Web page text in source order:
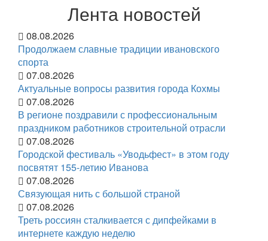
Лента новостей
08.08.2026
Продолжаем славные традиции ивановского
спорта
07.08.2026
Актуальные вопросы развития города Кохмы
07.08.2026
В регионе поздравили с профессиональным
праздником работников строительной отрасли
07.08.2026
Городской фестиваль «Уводьфест» в этом году
посвятят 155-летию Иванова
07.08.2026
Связующая нить с большой страной
07.08.2026
Треть россиян сталкивается с дипфейками в
интернете каждую неделю